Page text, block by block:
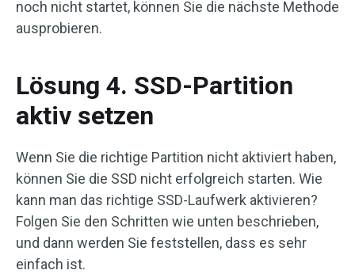
noch nicht startet, können Sie die nächste Methode
ausprobieren.
Lösung 4. SSD-Partition
aktiv setzen
Wenn Sie die richtige Partition nicht aktiviert haben,
können Sie die SSD nicht erfolgreich starten. Wie
kann man das richtige SSD-Laufwerk aktivieren?
Folgen Sie den Schritten wie unten beschrieben,
und dann werden Sie feststellen, dass es sehr
einfach ist.